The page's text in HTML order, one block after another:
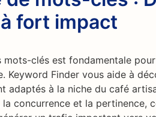
fort impact
mots-clés est fondamentale
Keyword Finder vous aide à
adaptés à la niche du café
la concurrence et la pertinence,